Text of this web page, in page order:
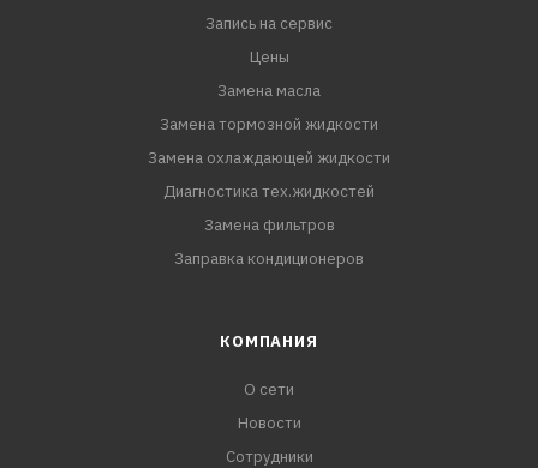
Запись на сервис
Цены
Замена масла
Замена тормозной жидкости
Замена охлаждающей жидкости
Диагностика тех.жидкостей
Замена фильтров
Заправка кондиционеров
КОМПАНИЯ
О сети
Новости
Сотрудники